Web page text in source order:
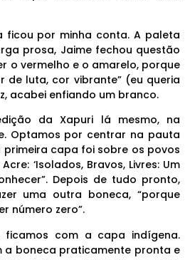
ficou por minha conta. A paleta
prosa, Jaime fechou questão
o vermelho e o amarelo, porque
de luta, cor vibrante” (eu queria
acabei enfiando um branco.
da Xapuri lá mesmo, na
Optamos por centrar na pauta
primeira capa foi sobre os povos
‘Isolados, Bravos, Livres: Um
Depois de tudo pronto,
uma outra boneca, “porque
número zero”.
ficamos com a capa indígena.
a boneca praticamente pronta e